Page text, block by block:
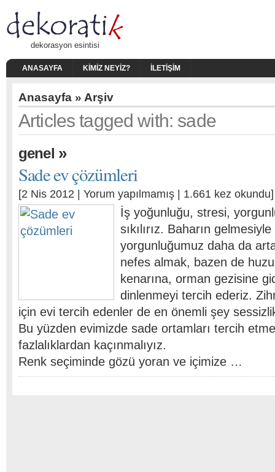
dekorasyon esintisi
ANASAYFA KIMIZ NEYIZ? İLETIŞIM
Anasayfa » Arşiv
Articles tagged with: sade
genel »
Sade ev çözümleri
[2 Nis 2012 | Yorum yapılmamış | 1.661 kez okundu]
İş yoğunluğu, stresi,
sıkılırız. Baharın
yorgunluğumuz daha da
nefes almak, bazen de
kenarına, orman gezisine
dinlenmeyi tercih ederiz.
için evi tercih edenler de en önemli şey
Bu yüzden evimizde sade ortamları tercih
fazlalıklardan kaçınmalıyız.
Renk seçiminde gözü yoran ve içimize …